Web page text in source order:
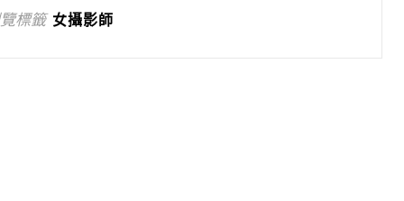
標籤 女攝影師